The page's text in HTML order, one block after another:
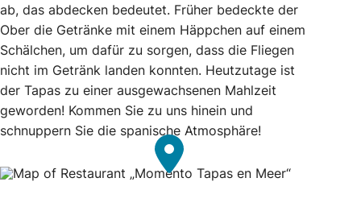
ab, das abdecken bedeutet. Früher bedeckte der
Ober die Getränke mit einem Häppchen auf einem
Schälchen, um dafür zu sorgen, dass die Fliegen
nicht im Getränk landen konnten. Heutzutage ist
der Tapas zu einer ausgewachsenen Mahlzeit
geworden! Kommen Sie zu uns hinein und
schnuppern Sie die spanische Atmosphäre!